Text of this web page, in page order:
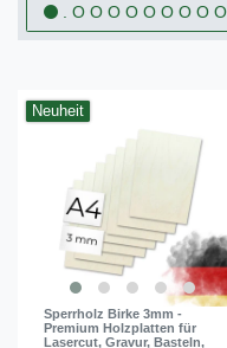
. O O O O O O O O
Neuheit
Sperrholz Birke 3mm -
Premium Holzplatten für
Lasercut, Gravur, Basteln,